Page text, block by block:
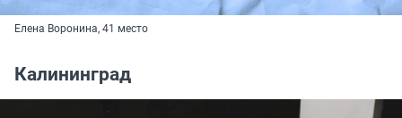
Елена Воронина, 41 место
Калининград